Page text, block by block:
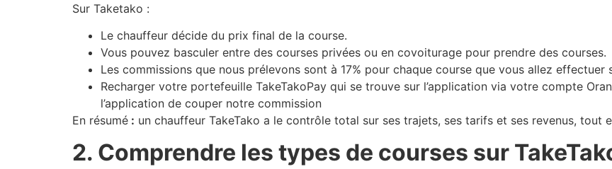
Sur Taketako :
Le chauffeur décide du prix final de la course.
Vous pouvez basculer entre des courses privées ou en covoiturage pour prendre des courses.
Les commissions que nous prélevons sont à 17% pour chaque course que vous allez effectuer
Recharger votre portefeuille TakeTakoPay qui se trouve sur l’application via votre compte
l’application de couper notre commission
En résumé : un chauffeur TakeTako a le contrôle total sur ses trajets, ses tarifs et ses revenus, tout
2. Comprendre les types de courses sur